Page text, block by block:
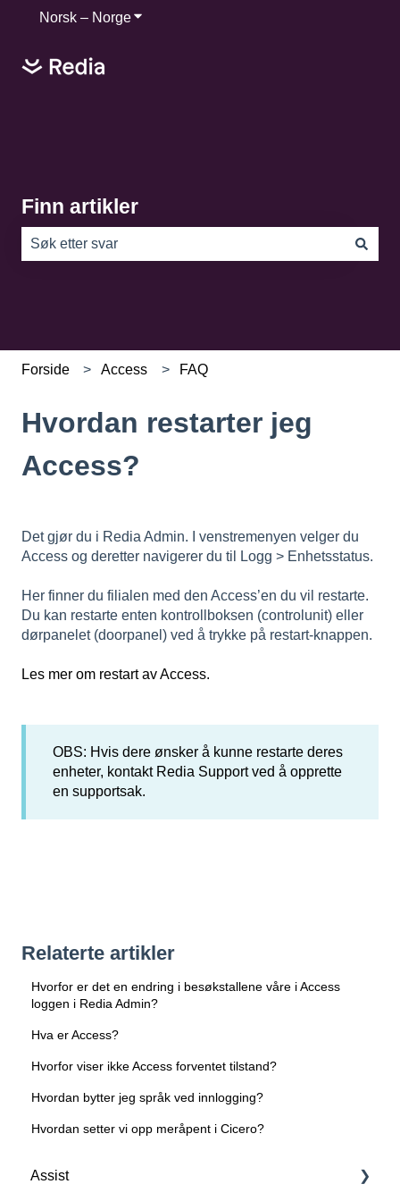
Norsk – NorgeVis undermeny for oversettelser
Finn artikler
Forside Access FAQ
Hvordan restarter jeg
Access?
Det gjør du i Redia Admin. I venstremenyen velger du
Access og deretter navigerer du til Logg > Enhetsstatus.
Her finner du filialen med den Access’en du vil restarte.
Du kan restarte enten kontrollboksen (controlunit) eller
dørpanelet (doorpanel) ved å trykke på restart-knappen.
Les mer om restart av Access.
OBS: Hvis dere ønsker å kunne restarte deres
enheter, kontakt Redia Support ved å opprette
en supportsak.
Relaterte artikler
Hvorfor er det en endring i besøkstallene våre i Access
loggen i Redia Admin?
Hva er Access?
Hvorfor viser ikke Access forventet tilstand?
Hvordan bytter jeg språk ved innlogging?
Hvordan setter vi opp meråpent i Cicero?
Assist